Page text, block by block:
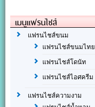
เมนูแฟรนไชส์
แฟรนไชส์ขนม
แฟรนไชส์ขนมไทย
แฟรนไชส์โดนัท
แฟรนไชส์ไอศครีม
แฟรนไชส์ความงาม